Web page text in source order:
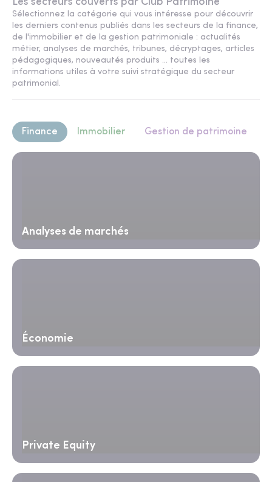
Les secteurs couverts par Club Patrimoine
Sélectionnez la catégorie qui vous intéresse pour découvrir
les derniers contenus publiés dans les secteurs de la finance,
de l'immobilier et de la gestion patrimoniale : actualités
métier, analyses de marchés, tribunes, décryptages, articles
pédagogiques, nouveautés produits ... toutes les
informations utiles à votre suivi stratégique du secteur
patrimonial.
Finance Immobilier Gestion de patrimoine
Analyses de marchés
Économie
Private Equity